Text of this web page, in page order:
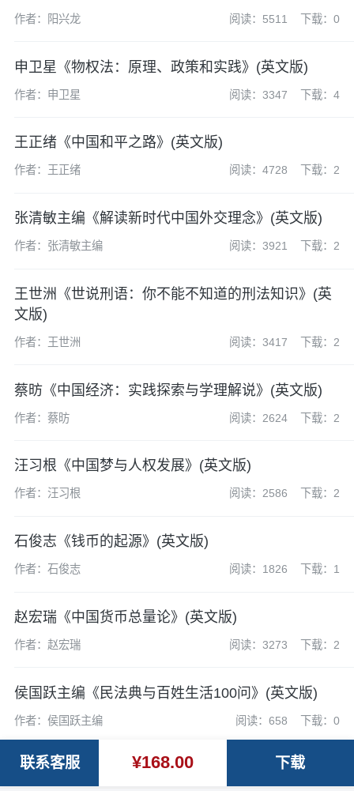
作者：阳兴龙 阅读：5511 下载：0
申卫星《物权法：原理、政策和实践》(英文版)
作者：申卫星 阅读：3347 下载：4
王正绪《中国和平之路》(英文版)
作者：王正绪 阅读：4728 下载：2
张清敏主编《解读新时代中国外交理念》(英文版)
作者：张清敏主编 阅读：3921 下载：2
王世洲《世说刑语：你不能不知道的刑法知识》(英
文版)
作者：王世洲 阅读：3417 下载：2
蔡昉《中国经济：实践探索与学理解说》(英文版)
作者：蔡昉 阅读：2624 下载：2
汪习根《中国梦与人权发展》(英文版)
作者：汪习根 阅读：2586 下载：2
石俊志《钱币的起源》(英文版)
作者：石俊志 阅读：1826 下载：1
赵宏瑞《中国货币总量论》(英文版)
作者：赵宏瑞 阅读：3273 下载：2
侯国跃主编《民法典与百姓生活100问》(英文版)
作者：侯国跃主编 阅读：658 下载：0
联系客服 ¥168.00 下载